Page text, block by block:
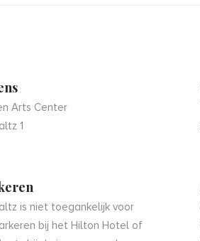
Arts Center
1
is niet toegankelijk voor
bij het Hilton Hotel of